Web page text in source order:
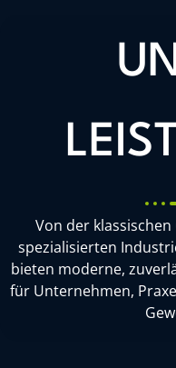
Von der
spezialisierten
bieten moderne,
für Unternehmen,